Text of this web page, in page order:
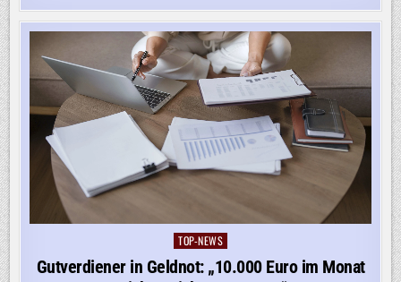
Posted
in
TOP-NEWS
Gutverdiener in Geldnot: „10.000 Euro im Monat